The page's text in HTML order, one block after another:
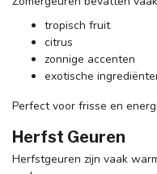
tropisch fruit
citrus
zonnige accenten
exotische
Perfect voor frisse en
Herfst Geuren
Herfstgeuren zijn vaak